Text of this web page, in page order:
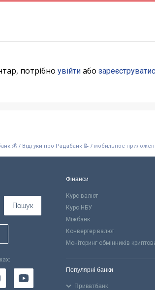
потрібно увійти або
💰 / Відгуки про Радабанк 📝 / мобильное
Пошук
Фінанси
Курс валют
Курс НБУ
Міжбанк
Конвертер валют
Моніторинг обмінників
Популярні банки
Приватбанк